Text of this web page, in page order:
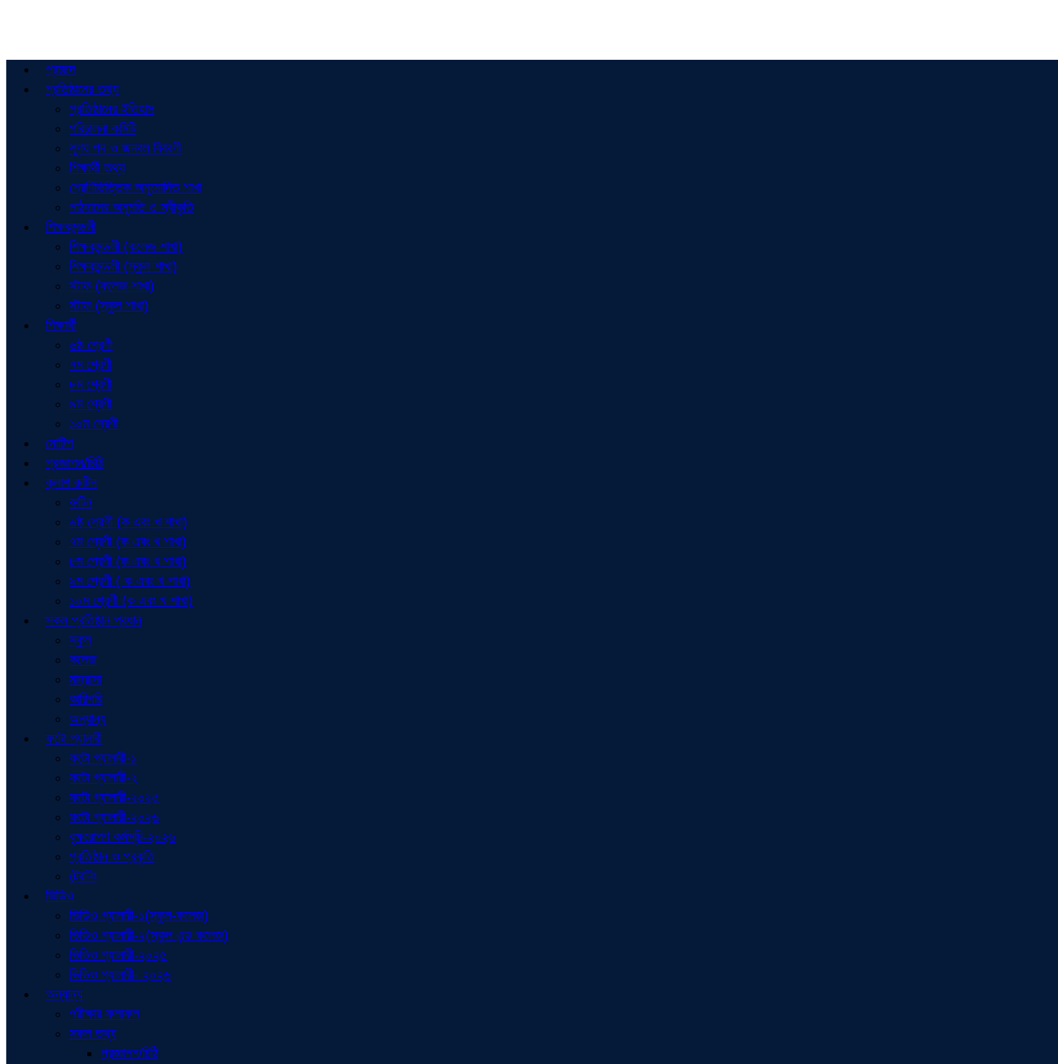
প্রচ্ছদ
প্রতিষ্ঠানের তথ্য
প্রতিষ্ঠানের ইতিহাস
পরিচালনা কমিটি
শূণ্য পদ ও জনবল বিবরণী
শিক্ষার্থী তথ্য
শ্রেণিভিত্তিক অনুমোদিত শাখা
পাঠদানের অনুমতি ও স্বীকৃতি
শিক্ষকমন্ডলী
শিক্ষকমন্ডলী (কলেজ শাখা)
শিক্ষকমন্ডলী (স্কুল শাখা)
স্টাফ (কলেজ শাখা)
স্টাফ (স্কুল শাখা)
শিক্ষার্থী
৬ষ্ঠ শ্রেণী
৭ম শ্রেণী
৮ম শ্রেণী
৯ম শ্রেণী
১০ম শ্রেণী
নোটিশ
প্রজ্ঞাপন/চিঠি
ক্লাশ রুটিন
রুটিন
৬ষ্ঠ শ্রেণী (ক এবং খ শাখা)
৭ম শ্রেণী (ক এবং খ শাখা)
৮ম শ্রেণী (ক এবং খ শাখা)
৯ম শ্রেণী ( ক এবং খ শাখা)
১০ম শ্রেণী (ক এবং খ শাখা)
সকল প্রতিষ্ঠান প্রধান
স্কুল
কলেজ
মাদ্রাসা
কারিগরি
অন্যান্য
ফটো গ্যালারী
ফটো গ্যালারী-১
ফটো গ্যালারী-২
ফটো গ্যালারী-২০২৫
ফটো গ্যালারী-২০২৬
বৃক্ষরোপণ কর্মসূচি-২০২৬
প্রতিষ্ঠান ও প্রকৃতি
ট্রেনিং
ভিডিও
ভিডিও গ্যালারী-১(স্কুল-কলেজ)
ভিডিও গ্যালারী-২(স্কুল এন্ড কলেজ)
ভিডিও গ্যালারী-২০২৫
ভিডিও গ্যালারী- ২০২৬
অন্যান্য
পরীক্ষার ফলাফল
সকল তথ্য
প্রজ্ঞাপন/চিঠি